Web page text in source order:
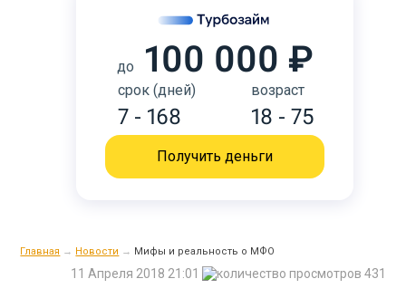
до 100 000 ₽
срок (дней)
7 - 168
возраст
18 - 75
Получить деньги
Главная → Новости → Мифы и реальность о МФО
431
11 Апреля 2018 21:01